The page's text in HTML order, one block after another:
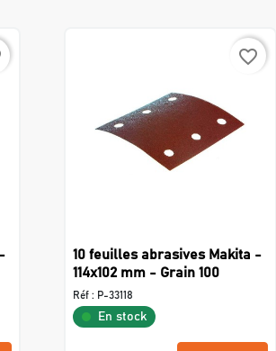
favorite_border
10 feuilles abrasives Makita -
114x102 mm - Grain 100
Réf : P-33118
En stock